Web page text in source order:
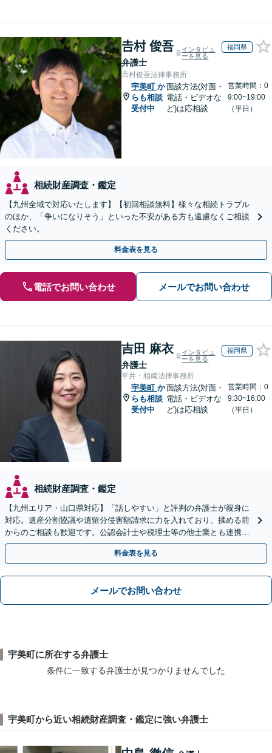
𠮷村 俊吾
弁護士
インタビュ
ーを見る
福岡県
𠮷村俊吾法律事務所
宇美町 か
らも相談
受付中
面談方法(対面・
電話・ビデオな
ど)は応相談
営業時間：0
9:00~19:00
（平日）
相続財産調査・鑑定
【九州全域で対応いたします】【初回相談無料】様々な相続トラブル
のほか、「争いになりそう」といった不安がある方も遠慮なくご相談
ください。
料金表を見る
電話でお問い合わせ メールでお問い合わせ
吉田 麻衣
弁護士
インタビュ
ーを見る
福岡県
平井・柏﨑法律事務所
宇美町 か
らも相談
受付中
面談方法(対面・
電話・ビデオな
ど)は応相談
営業時間：0
9:30~16:00
（平日）
相続財産調査・鑑定
【九州エリア・山口県対応】「話しやすい」と評判の弁護士が親身に
対応。遺産分割協議や遺留分侵害額請求に力を入れており、揉める前
からのご相談も歓迎です。公認会計士や税理士等の他士業とも連携
し、円満な解決を全力でサポートいたします。
料金表を見る
メールでお問い合わせ
宇美町に所在する弁護士
条件に一致する弁護士が見つかりませんでした
宇美町から近い相続財産調査・鑑定に強い弁護士